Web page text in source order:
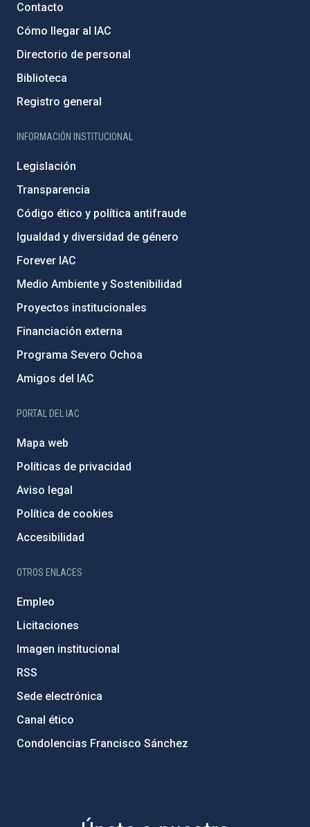
Contacto
Cómo llegar al IAC
Directorio de personal
Biblioteca
Registro general
INFORMACIÓN INSTITUCIONAL
Legislación
Transparencia
Código ético y política antifraude
Igualdad y diversidad de género
Forever IAC
Medio Ambiente y Sostenibilidad
Proyectos institucionales
Financiación externa
Programa Severo Ochoa
Amigos del IAC
PORTAL DEL IAC
Mapa web
Políticas de privacidad
Aviso legal
Política de cookies
Accesibilidad
OTROS ENLACES
Empleo
Licitaciones
Imagen institucional
RSS
Sede electrónica
Canal ético
Condolencias Francisco Sánchez